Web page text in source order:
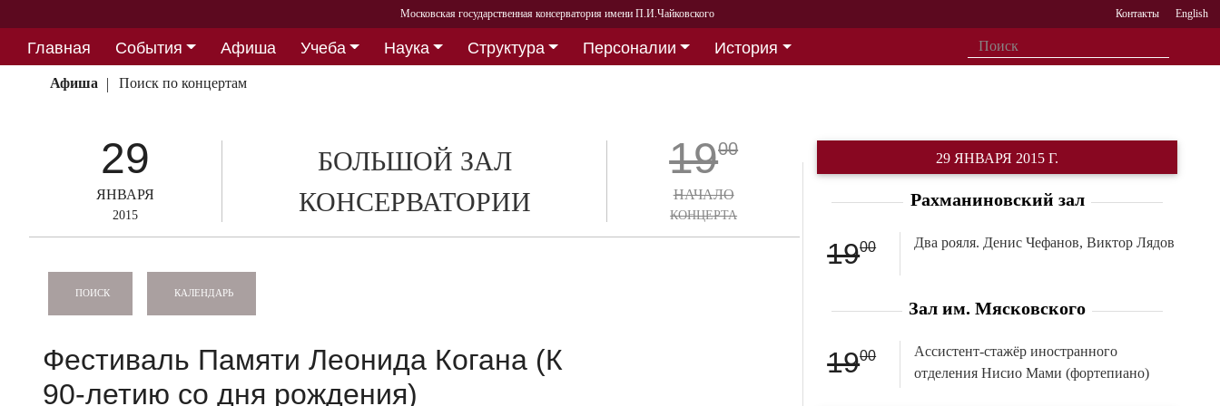
Московская государственная консерватория имени П.И.Чайковского Контакты English
Главная События Афиша Учеба Наука Структура Персоналии
История
Партнерство
Афиша Поиск по концертам
29
ЯНВАРЯ
2015
БОЛЬШОЙ ЗАЛ
КОНСЕРВАТОРИИ
1900
НАЧАЛО
КОНЦЕРТА
ПОИСК КАЛЕНДАРЬ
Фестиваль Памяти Леонида Когана (К
90-летию со дня рождения)
29 ЯНВАРЯ 2015 Г.
Рахманиновский зал
1900 Два рояля. Денис Чефанов, Виктор Лядов
Зал им. Мясковского
1900
Ассистент-стажёр иностранного
отделения Нисио Мами (фортепиано)